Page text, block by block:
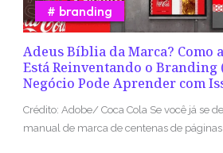
Adeus Bíblia da Marca? Como
Está Reinventando o Branding
Negócio Pode Aprender com
branding
Crédito: Adobe/ Coca Cola Se você já se
manual de marca de centenas de páginas